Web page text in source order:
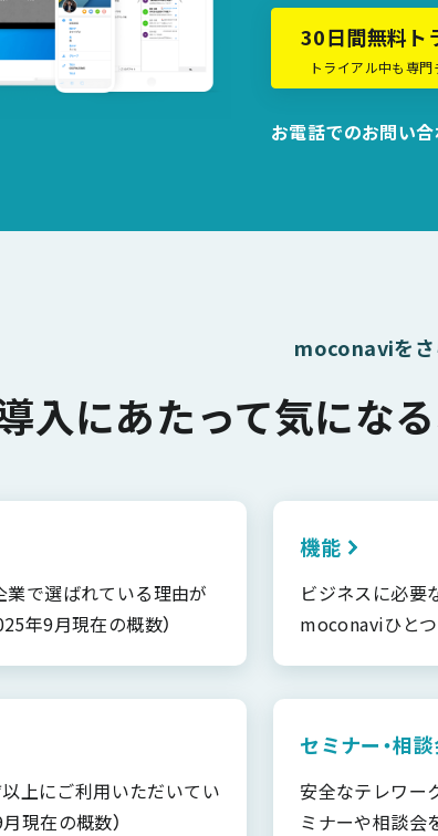
30日間無料ト
トライアル中も専
お電話でのお問い
moconaviをさ
入にあたって気にな
で選ばれている理由が
年9月現在の概数）
機能
ビジネスに必要
moconaviひと
上にご利用いただいてい
現在の概数）
セミナー・相
安全なテレワー
ミナーや相談会